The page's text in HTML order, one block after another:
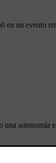
en un evento